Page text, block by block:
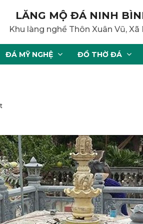
LĂNG MỘ ĐÁ NINH
Khu làng nghề Thôn Xuân Vũ, Xã
ĐÁ MỸ NGHỆ ĐỒ THỜ ĐÁ